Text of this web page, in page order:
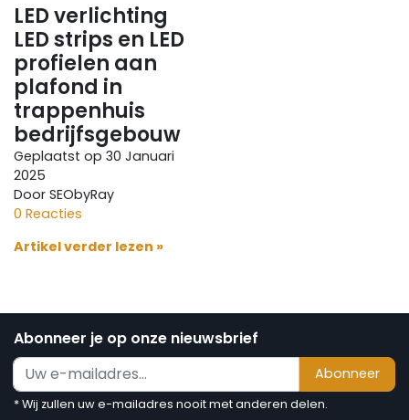
LED verlichting
LED strips en LED
profielen aan
plafond in
trappenhuis
bedrijfsgebouw
Geplaatst op 30 Januari
2025
Door SEObyRay
0 Reacties
Artikel verder lezen »
Abonneer je op onze nieuwsbrief
Abonneer
* Wij zullen uw e-mailadres nooit met anderen delen.